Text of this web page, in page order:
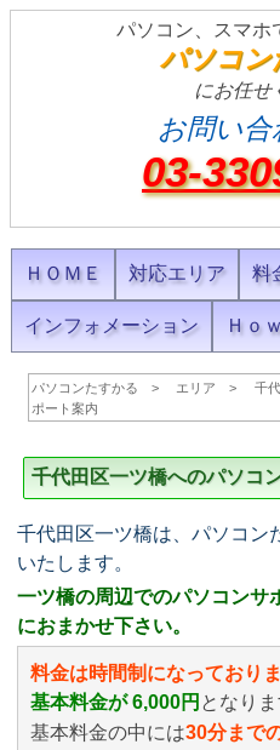
パソコン、スマホ
パソコン
にお任せ
お問い合
03-
ＨＯＭＥ 対応エリア 料
インフォメーション Ｈｏ
パソコンたすかる エリア 千
ポート案内
千代田区一ツ橋へのパソコ
千代田区一ツ橋は、パソコン
いたします。
一ツ橋の周辺でのパソコンサ
におまかせ下さい。
料金は時間制になっておりま
基本料金が 6,000円 となりま
基本料金の中には30分まで